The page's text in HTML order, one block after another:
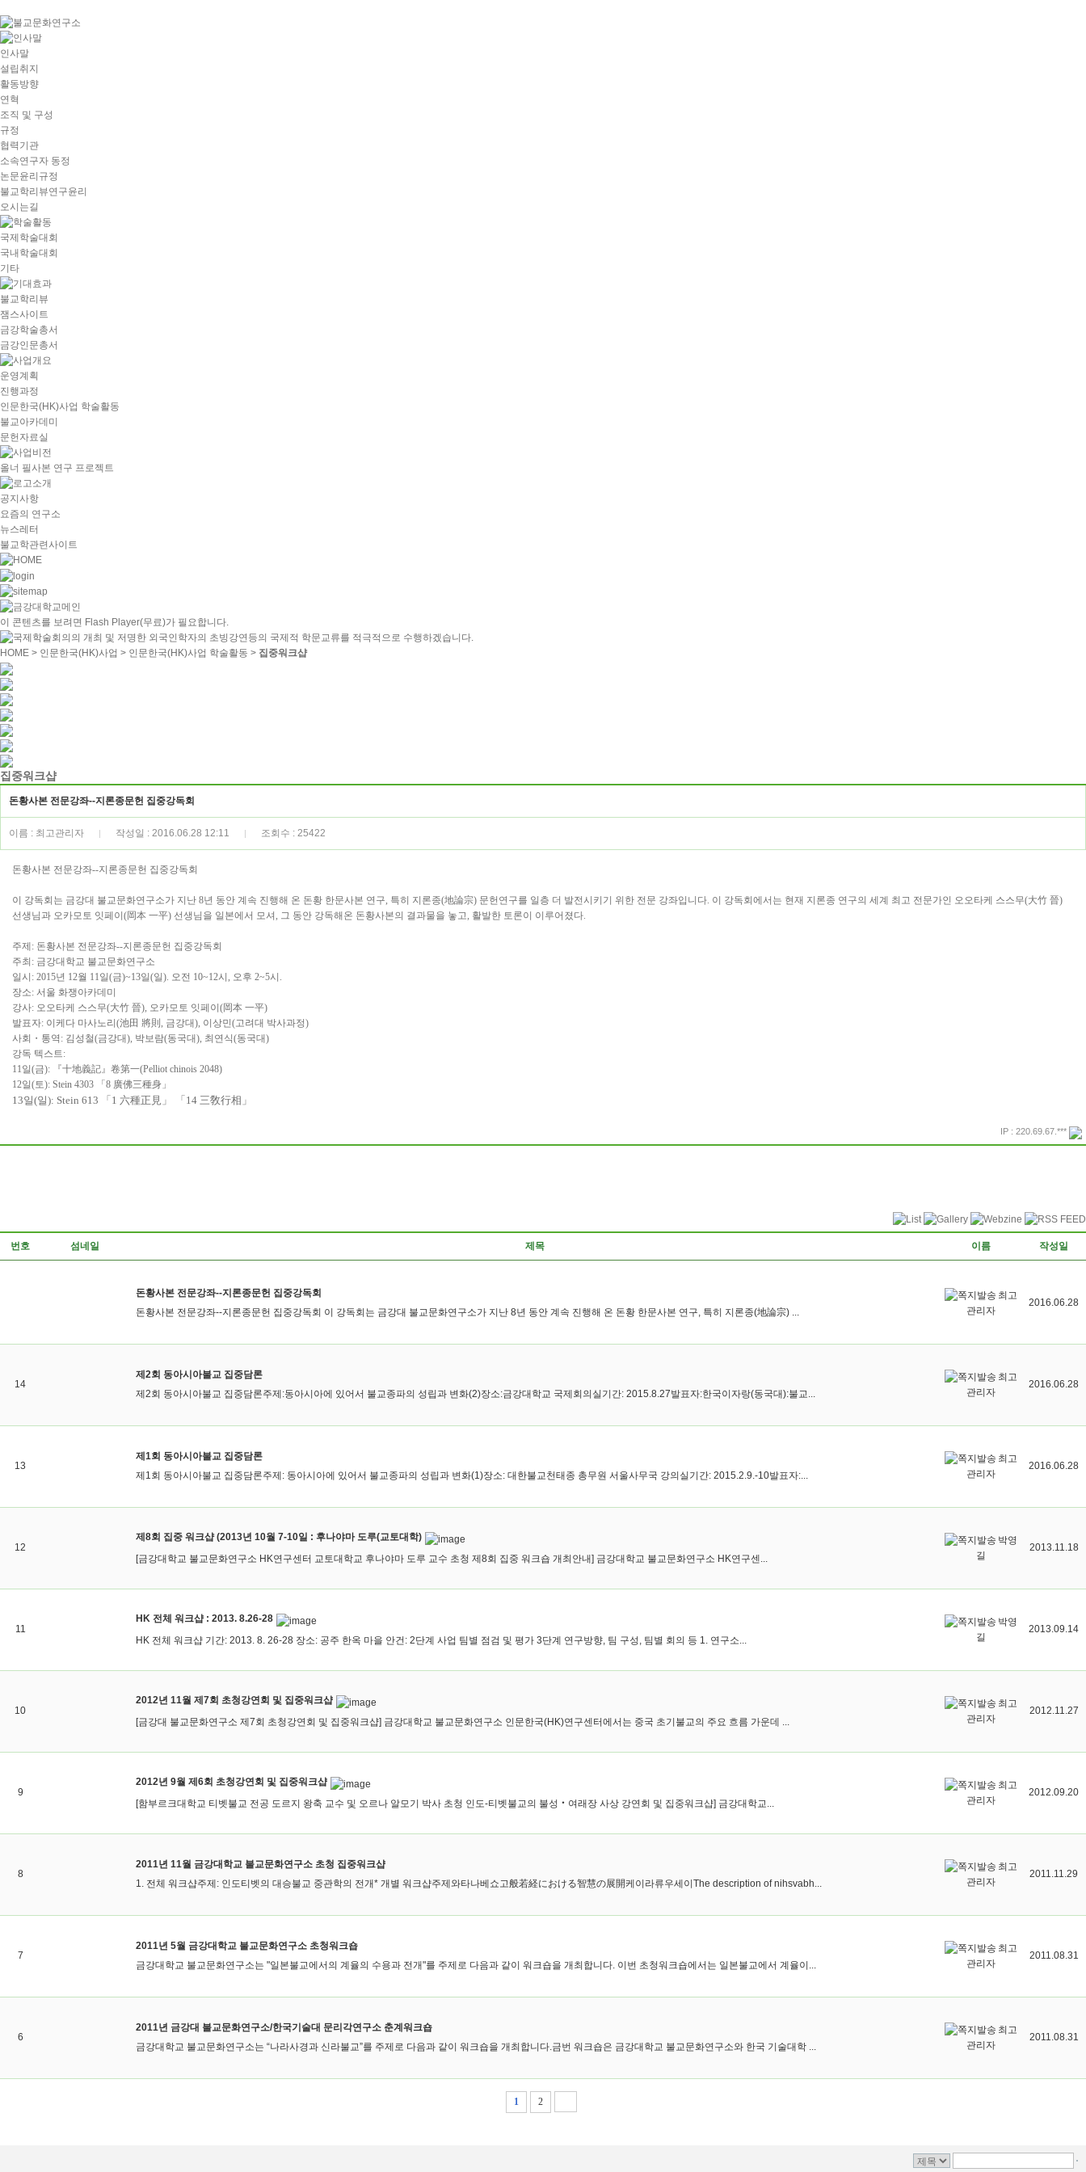
Local
Navigation
goto
Service
goto
copyright
인사말
설립취지
활동방향
연혁
조직 및 구성
규정
협력기관
소속연구자 동정
논문윤리규정
불교학리뷰연구윤리
오시는길
국제학술대회
국내학술대회
기타
불교학리뷰
잼스사이트
금강학술총서
금강인문총서
운영계획
진행과정
인문한국(HK)사업 학술활동
불교아카데미
문헌자료실
올너 필사본 연구 프로젝트
공지사항
요즘의 연구소
뉴스레터
불교학관련사이트
이 콘텐츠를 보려면 Flash Player(무료)가 필요합니다.
HOME > 인문한국(HK)사업 > 인문한국(HK)사업 학술활동 > 집중워크샵
집중워크샵
돈황사본 전문강좌--지론종문헌 집중강독회
이름 : 최고관리자 작성일 : 2016.06.28 12:11 조회수 : 25422
돈황사본 전문강좌--지론종문헌 집중강독회
이 강독회는 금강대 불교문화연구소가 지난 8년 동안 계속 진행해 온 돈황 한문사본 연구, 특히 지론종(地論宗) 문헌연구를 일층 더 발전시키기 위한 전문 강좌입니다. 이 강독회에서는 현재 지론종 연구의 세계 최고 전문가인 오오타케 스스무(大竹 晉)
선생님과 오카모토 잇페이 (岡本 一平) 선생님을 일본에서 모셔 , 그 동안 강독해온 돈황사본의 결과물을 놓고, 활발한 토론이 이루어졌다.
주제 : 돈황사본 전문강좌--지론종문헌 집중강독회
주최 : 금강대학교 불교문화연구소
일시 : 2015년 12월 11일 (금)~13일 (일 ). 오전 10~12시 , 오후 2~5시 .
장소: 서울 화쟁아카데미
강사: 오오타케 스스무(大竹 晉), 오카모토 잇페이 (岡本 一平)
발표자: 이케다 마사노리 (池田 將則 , 금강대), 이상민(고려대 박사과정)
사회 ・ 통역 : 김성철(금강대), 박보람(동국대), 최연식(동국대)
강독 텍스트:
11일 (금): 『十地義記』 卷第一(Pelliot chinois 2048)
12일 (토): Stein 4303 「 8 廣佛三種身 」
13일(일): Stein 613 「 1 六種正見 」 「 14 三敎行相 」
IP : 220.69.67.***
번호 섬네일 제목 이름 작성일
돈황사본 전문강좌--지론종문헌 집중강독회
돈황사본 전문강좌--지론종문헌 집중강독회 이 강독회는 금강대 불교문화연구소가 지난 8년 동안 계속 진행해 온 돈황 한문사본 연구, 특히 지론종(地論宗) ...
최고
관리자
2016.06.28
14
제2회 동아시아불교 집중담론
제2회 동아시아불교 집중담론주제:동아시아에 있어서 불교종파의 성립과 변화(2)장소:금강대학교 국제회의실기간: 2015.8.27발표자:한국이자랑(동국대):불교...
최고
관리자
2016.06.28
13
제1회 동아시아불교 집중담론
제1회 동아시아불교 집중담론주제: 동아시아에 있어서 불교종파의 성립과 변화(1)장소: 대한불교천태종 총무원 서울사무국 강의실기간: 2015.2.9.-10발표자:...
최고
관리자
2016.06.28
12
제8회 집중 워크샵 (2013년 10월 7-10일 : 후나야마 도루(교토대학)
[금강대학교 불교문화연구소 HK연구센터 교토대학교 후나야마 도루 교수 초청 제8회 집중 워크숍 개최안내] 금강대학교 불교문화연구소 HK연구센...
박영
길
2013.11.18
11
HK 전체 워크샵 : 2013. 8.26-28
HK 전체 워크샵 기간: 2013. 8. 26-28 장소: 공주 한옥 마을 안건: 2단계 사업 팀별 점검 및 평가 3단계 연구방향, 팀 구성, 팀별 회의 등 1. 연구소...
박영
길
2013.09.14
10
2012년 11월 제7회 초청강연회 및 집중워크샵
[금강대 불교문화연구소 제7회 초청강연회 및 집중워크샵] 금강대학교 불교문화연구소 인문한국(HK)연구센터에서는 중국 초기불교의 주요 흐름 가운데 ...
최고
관리자
2012.11.27
9
2012년 9월 제6회 초청강연회 및 집중워크샵
[함부르크대학교 티벳불교 전공 도르지 왕축 교수 및 오르나 알모기 박사 초청 인도-티벳불교의 불성‧여래장 사상 강연회 및 집중워크샵] 금강대학교...
최고
관리자
2012.09.20
8
2011년 11월 금강대학교 불교문화연구소 초청 집중워크샵
1. 전체 워크샵주제: 인도티벳의 대승불교 중관학의 전개* 개별 워크샵주제와타나베쇼고般若経における智慧の展開케이라류우세이The description of nihsvabh...
최고
관리자
2011.11.29
7
2011년 5월 금강대학교 불교문화연구소 초청워크숍
금강대학교 불교문화연구소는 "일본불교에서의 계율의 수용과 전개"를 주제로 다음과 같이 워크숍을 개최합니다. 이번 초청워크숍에서는 일본불교에서 계율이...
최고
관리자
2011.08.31
6
2011년 금강대 불교문화연구소/한국기술대 문리각연구소 춘계워크숍
금강대학교 불교문화연구소는 “나라사경과 신라불교”를 주제로 다음과 같이 워크숍을 개최합니다.금번 워크숍은 금강대학교 불교문화연구소와 한국 기술대학 ...
최고
관리자
2011.08.31
1 2